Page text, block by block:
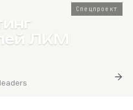
Спецпроект
ЛКМ